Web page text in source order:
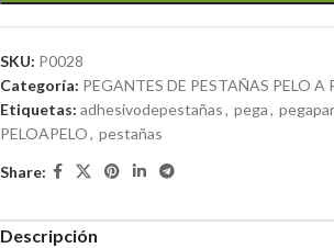
SKU: P0028
Categoría: PEGANTES DE PESTAÑAS PELO A
Etiquetas: adhesivodepestañas, pega,
PELOAPELO, pestañas
Share:
Descripción